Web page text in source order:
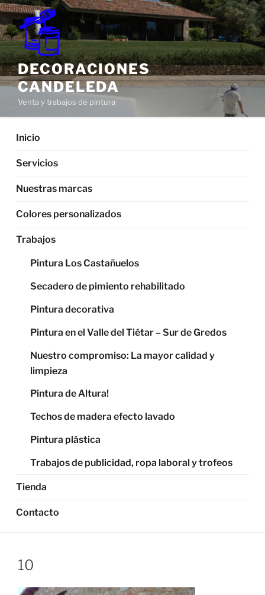
Saltar
al
contenido
DECORACIONES
CANDELEDA
Venta y trabajos de pintura
Inicio
Servicios
Nuestras marcas
Colores personalizados
Trabajos
Pintura Los Castañuelos
Secadero de pimiento rehabilitado
Pintura decorativa
Pintura en el Valle del Tiétar – Sur de Gredos
Nuestro compromiso: La mayor calidad y
limpieza
Pintura de Altura!
Techos de madera efecto lavado
Pintura plástica
Trabajos de publicidad, ropa laboral y trofeos
Tienda
Contacto
10